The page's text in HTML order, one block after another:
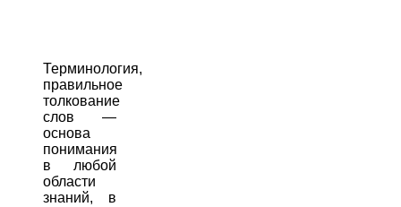
Терминология,
правильное
толкование
слов —
основа
понимания
в любой
области
знаний, в